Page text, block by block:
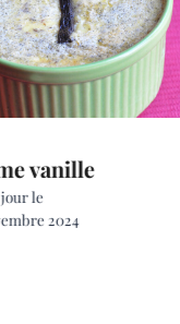
vanille
le
2024